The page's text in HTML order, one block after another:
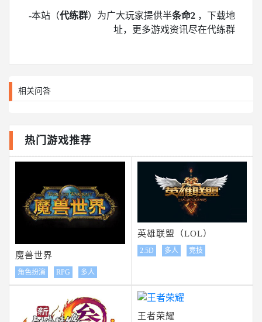
-本站（代练群）为广大玩家提供半条命2 ，下载地
址，更多游戏资讯尽在代练群
相关问答
热门游戏推荐
魔兽世界
角色扮演 RPG 多人
英雄联盟（LOL）
2.5D 多人 竞技
王者荣耀